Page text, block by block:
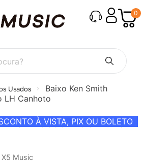
0
Usados
Baixo Ken Smith
LH Canhoto
À VISTA, PIX OU BOLETO
KSDV60J5LI 5C Ativo
X5 Music